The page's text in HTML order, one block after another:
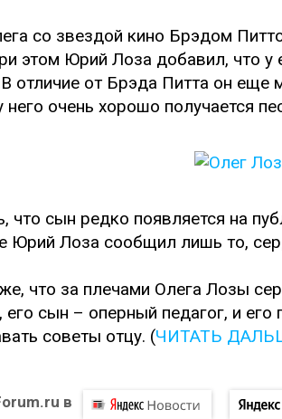
со звездой кино Брэдом
этом Юрий Лоза добавил, что
отличие от Брэда Питта он еще
него очень хорошо получается
что сын редко появляется на
Юрий Лоза сообщил лишь то,
что за плечами Олега Лозы
сын – оперный педагог, и его
советы отцу. (ЧИТАТЬ
в